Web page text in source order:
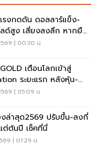
รงกดดัน ดอลลาร์แข็ง-
ด์สูง เสี่ยงลงลึก หากยืน
ดอลลาร์ไม่ได้
| 00:30 น.
เตือนโลกเข้าสู่
ระยะแรก หลังหุ้น-
วงพร้อมกัน
| 05:09 น.
งล่าสุด2569 ปรับขึ้น-ลงกี่
ต่ต้นปี เช็คที่นี่
| 01:29 น.